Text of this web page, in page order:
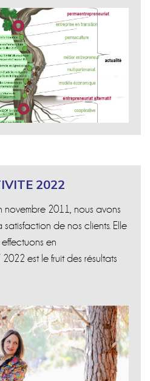
2022
novembre 2011, nous avons
de nos clients. Elle
en
est le fruit des résultats